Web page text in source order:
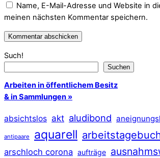
Name, E-Mail-Adresse und Website in
meinen nächsten Kommentar speichern.
Such!
Suchen
Arbeiten in öffentlichem Besitz
& in Sammlungen »
absichtslos akt aludibond
antipaare aquarell
arschloch corona aufträge